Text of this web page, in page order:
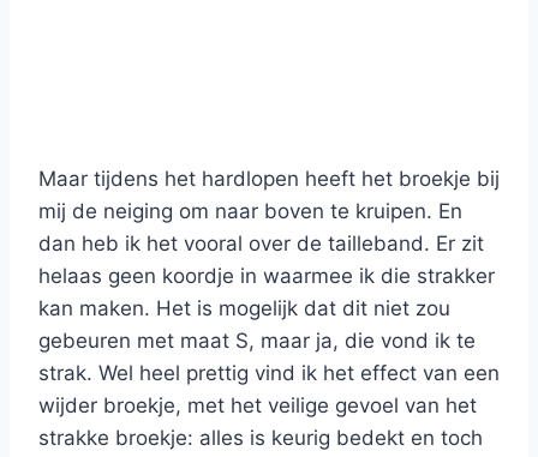
Maar tijdens het hardlopen heeft het broekje bij
mij de neiging om naar boven te kruipen. En
dan heb ik het vooral over de tailleband. Er zit
helaas geen koordje in waarmee ik die strakker
kan maken. Het is mogelijk dat dit niet zou
gebeuren met maat S, maar ja, die vond ik te
strak. Wel heel prettig vind ik het effect van een
wijder broekje, met het veilige gevoel van het
strakke broekje: alles is keurig bedekt en toch